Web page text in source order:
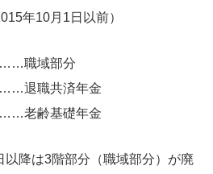
年10月1日以前）
……職域部分
……退職共済年金
……老齢基礎年金
以降は3階部分（職域部分）が廃